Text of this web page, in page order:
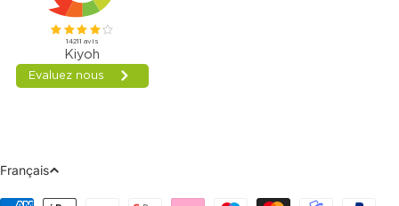
Langue
Français